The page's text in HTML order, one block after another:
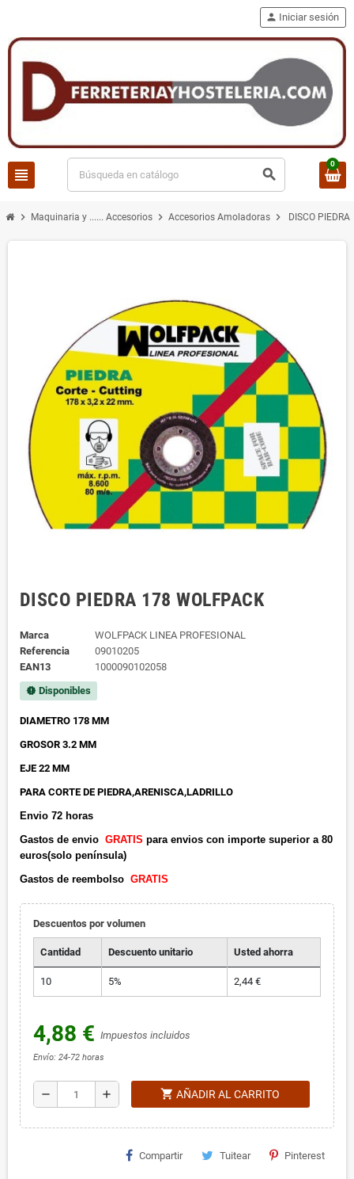
view_headline search
person Iniciar sesión
0
chevron_right Maquinaria y ...... Accesorios chevron_right Accesorios Amoladoras chevron_right DISCO
DISCO PIEDRA 178 WOLFPACK
Marca
WOLFPACK LINEA PROFESIONAL
Referencia
09010205
EAN13
1000090102058
new_releases Disponibles
DIAMETRO 178 MM
GROSOR 3.2 MM
EJE 22 MM
PARA CORTE DE PIEDRA,ARENISCA,LADRILLO
Envio 72 horas
Gastos de envio GRATIS para envios con importe superior a 80
euros(solo península)
Gastos de reembolso GRATIS
Descuentos por volumen
Cantidad Descuento unitario Usted ahorra
10 5% 2,44 €
4,88 € Impuestos incluidos
Envío: 24-72 horas
remove add shopping_cart AÑADIR AL CARRITO
Compartir Tuitear Pinterest